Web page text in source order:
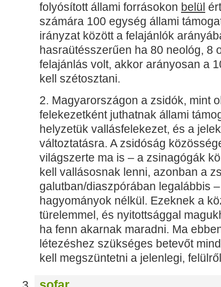
folyósított állami forrásokon belül
számára 100 egység állami
irányzat között a felajánlók
hasraütésszerűen ha 80 neológ, 8
felajánlás volt, akkor arányosan a
kell szétosztani.
2. Magyarországon a zsidók, mint
felekezetként juthatnak állami
helyzetük vallásfelekezet, és a
változtatásra. A zsidóság
világszerte ma is – a zsinagógák
kell vallásosnak lenni, azonban a
galutban/diaszpórában legalábbis
hagyományok nélkül. Ezeknek a
türelemmel, és nyitottsággal
ha fenn akarnak maradni. Ma
létezéshez szükséges betevőt
kell megszüntetni a jelenlegi,